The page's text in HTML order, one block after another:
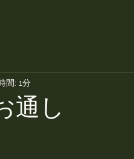
通し
間: 1分